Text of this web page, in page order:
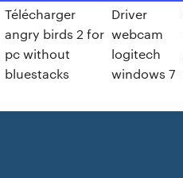
Télécharger
angry birds 2 for
pc without
bluestacks
Driver
webcam
logitech
windows 7